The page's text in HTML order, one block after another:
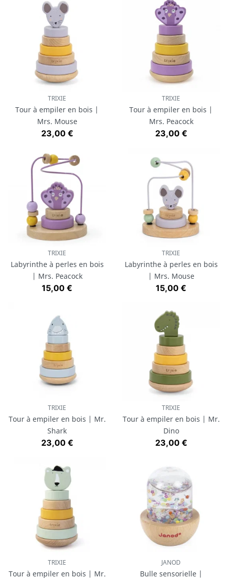
TRIXIE
Tour à empiler en bois |
Mrs. Mouse
Prix
23,00 €
TRIXIE
Tour à empiler en bois |
Mrs. Peacock
Prix
23,00 €
TRIXIE
Labyrinthe à perles en bois
| Mrs. Peacock
Prix
15,00 €
TRIXIE
Labyrinthe à perles en bois
| Mrs. Mouse
Prix
15,00 €
TRIXIE
Tour à empiler en bois | Mr.
Shark
Prix
23,00 €
TRIXIE
Tour à empiler en bois | Mr.
Dino
Prix
23,00 €
TRIXIE
Tour à empiler en bois | Mr.
JANOD
Bulle sensorielle |